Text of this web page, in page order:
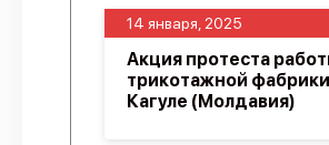
14 января, 2025
Акция протеста
трикотажной
Кагуле (Молдавия)